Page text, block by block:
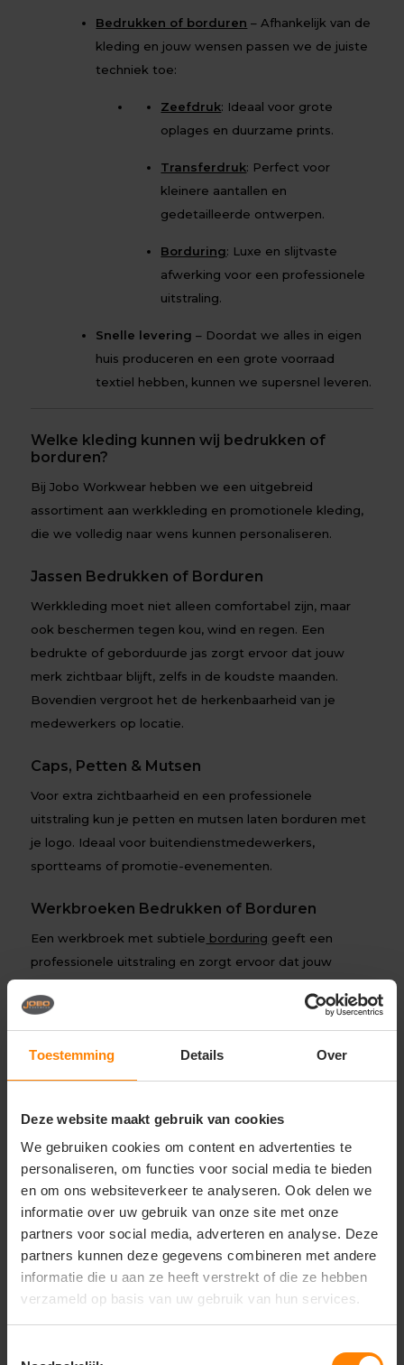
Toestemming Details Over
Deze website maakt gebruik van cookies
We gebruiken cookies om content en advertenties te
personaliseren, om functies voor social media te bieden
en om ons websiteverkeer te analyseren. Ook delen we
informatie over uw gebruik van onze site met onze
partners voor social media, adverteren en analyse. Deze
partners kunnen deze gegevens combineren met andere
informatie die u aan ze heeft verstrekt of die ze hebben
verzameld op basis van uw gebruik van hun services.
Bedrukken of borduren – Afhankelijk van de
kleding en jouw wensen passen we de juiste
techniek toe:
Zeefdruk: Ideaal voor grote
oplages en duurzame prints.
Transferdruk: Perfect voor
kleinere aantallen en
gedetailleerde ontwerpen.
Borduring: Luxe en slijtvaste
afwerking voor een professionele
uitstraling.
Snelle levering – Doordat we alles in eigen
huis produceren en een grote voorraad
textiel hebben, kunnen we supersnel leveren.
Welke kleding kunnen wij bedrukken of
borduren?
Bij Jobo Workwear hebben we een uitgebreid
assortiment aan werkkleding en promotionele kleding,
die we volledig naar wens kunnen personaliseren.
Jassen Bedrukken of Borduren
Werkkleding moet niet alleen comfortabel zijn, maar
ook beschermen tegen kou, wind en regen. Een
bedrukte of geborduurde jas zorgt ervoor dat jouw
merk zichtbaar blijft, zelfs in de koudste maanden.
Bovendien vergroot het de herkenbaarheid van je
medewerkers op locatie.
Caps, Petten & Mutsen
Voor extra zichtbaarheid en een professionele
uitstraling kun je petten en mutsen laten borduren met
je logo. Ideaal voor buitendienstmedewerkers,
sportteams of promotie-evenementen.
Werkbroeken Bedrukken of Borduren
Een werkbroek met subtiele borduring geeft een
professionele uitstraling en zorgt ervoor dat jouw
in sectoren zoals de bouw, horeca en industrie.
Werkshirts bedrukken
T-shirts zijn perfect voor dagelijkse werkkleding of
jouw logo een strakke en duurzame uitstraling. Ideaal
voor evenementen, beurzen en horeca.
Sweaters Bedrukken of Borduren
Wil je comfortabele en warme werkkleding met jouw
logo? Een geborduurde hoodie of sweater zorgt voor
een luxe en professionele uitstraling. Deze zijn ideaal
voor zowel binnen- als buitenwerk.